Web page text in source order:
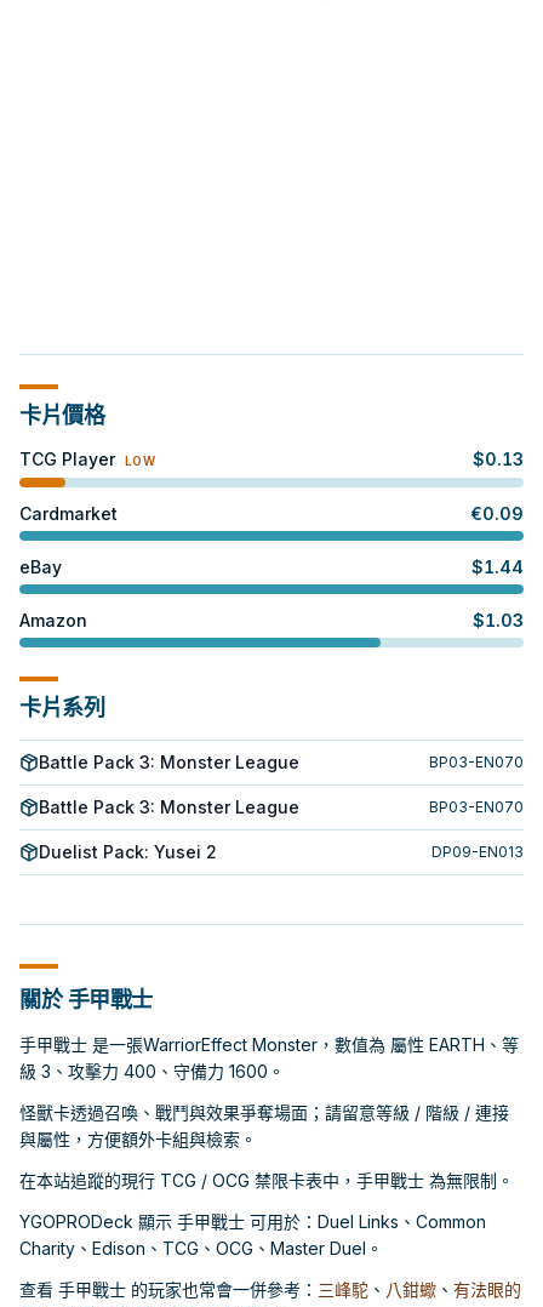
卡片價格
TCG Player LOW $0.13
Cardmarket €0.09
eBay $1.44
Amazon $1.03
卡片系列
Battle Pack 3: Monster League BP03-EN070
Battle Pack 3: Monster League BP03-EN070
Duelist Pack: Yusei 2 DP09-EN013
關於 手甲戰士
手甲戰士 是一張WarriorEffect Monster，數值為 屬性 EARTH、等
級 3、攻擊力 400、守備力 1600。
怪獸卡透過召喚、戰鬥與效果爭奪場面；請留意等級 / 階級 / 連接
與屬性，方便額外卡組與檢索。
在本站追蹤的現行 TCG / OCG 禁限卡表中，手甲戰士 為無限制。
YGOPRODeck 顯示 手甲戰士 可用於：Duel Links、Common
Charity、Edison、TCG、OCG、Master Duel。
查看 手甲戰士 的玩家也常會一併參考： 三峰駝 、 八鉗蠍 、 有法眼的